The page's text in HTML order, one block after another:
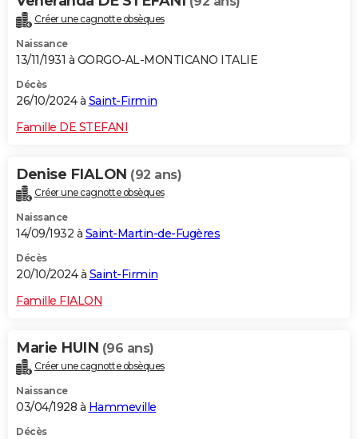
Créer une cagnotte obsèques
Naissance
13/11/1931 à GORGO-AL-MONTICANO ITALIE
Décès
26/10/2024 à Saint-Firmin
Famille DE STEFANI
Denise FIALON (92 ans)
Créer une cagnotte obsèques
Naissance
14/09/1932 à Saint-Martin-de-Fugères
Décès
20/10/2024 à Saint-Firmin
Famille FIALON
Marie HUIN (96 ans)
Créer une cagnotte obsèques
Naissance
03/04/1928 à Hammeville
Décès